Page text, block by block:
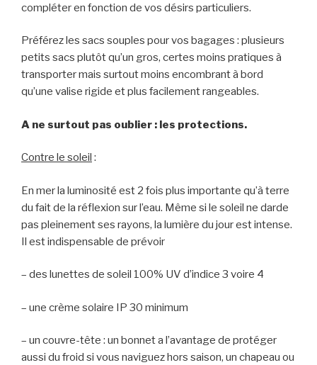
compléter en fonction de vos désirs particuliers.
Préférez les sacs souples pour vos bagages : plusieurs
petits sacs plutôt qu’un gros, certes moins pratiques à
transporter mais surtout moins encombrant à bord
qu’une valise rigide et plus facilement rangeables.
A ne surtout pas oublier : les protections.
Contre le soleil :
En mer la luminosité est 2 fois plus importante qu’à terre
du fait de la réflexion sur l’eau. Même si le soleil ne darde
pas pleinement ses rayons, la lumière du jour est intense.
Il est indispensable de prévoir
– des lunettes de soleil 100% UV d’indice 3 voire 4
– une crème solaire IP 30 minimum
– un couvre-tête : un bonnet a l’avantage de protéger
aussi du froid si vous naviguez hors saison, un chapeau ou